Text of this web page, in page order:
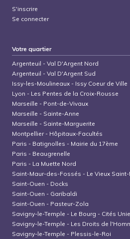
S'inscrire
Se connecter
Votre quartier
Argenteuil -Val D'Argent Nord
Argenteuil -Val D'Argent Sud
Issy-les-Moulineaux - Issy Coeur de Ville
Lyon - Les Pentes de la Croix-Rousse
Marseille - Pont-de-Vivaux
Marseille - Sainte-Anne
Marseille - Sainte-Marguerite
Montpellier- Hôpitaux-Facultés
Paris - Batignolles - Mairie du 17ème
Paris - Beaugrenelle
Paris - La Muette Nord
Saint-Maur-des-Fossés - Le Vieux
Saint-Ouen - Docks
Saint-Ouen - Garibaldi
Saint-Ouen - Pasteur-Zola
Savigny-le-Temple - Le Bourg - Cités
Savigny-le-Temple - Les Droits de
Savigny-le-Temple - Plessis-le-Roi